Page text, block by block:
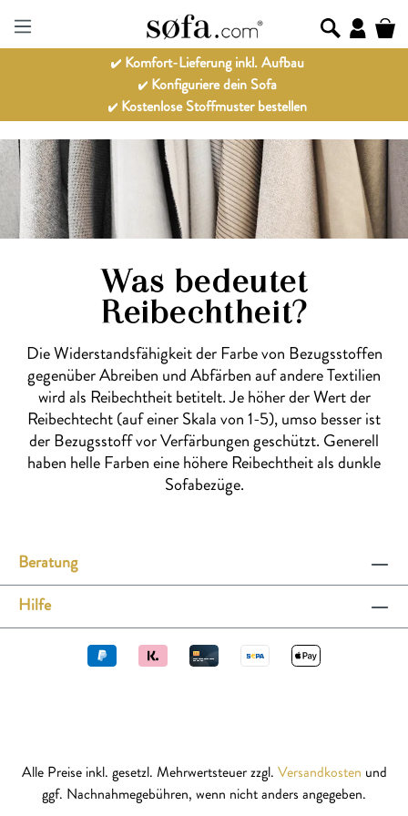
Komfort-Lieferung inkl. Aufbau
Konfiguriere dein Sofa
Kostenlose Stoffmuster bestellen
Was bedeutet
Reibechtheit?
Die Widerstandsfähigkeit der Farbe von Bezugsstoffen
gegenüber Abreiben und Abfärben auf andere Textilien
wird als Reibechtheit betitelt. Je höher der Wert der
Reibechtecht (auf einer Skala von 1-5), umso besser ist
der Bezugsstoff vor Verfärbungen geschützt. Generell
haben helle Farben eine höhere Reibechtheit als dunkle
Sofabezüge.
Beratung
Hilfe
Alle Preise inkl. gesetzl. Mehrwertsteuer zzgl. Versandkosten und
ggf. Nachnahmegebühren, wenn nicht anders angegeben.